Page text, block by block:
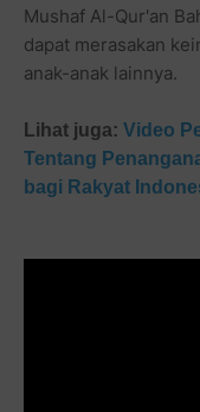
Mushaf Al-Qur'an
dapat merasakan
anak-anak lainnya.
Lihat juga: Video
Tentang
bagi Rakyat